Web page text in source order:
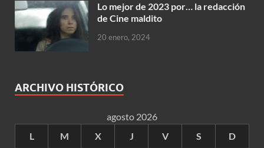
Lo mejor de 2023 por… la redacción
de Cine maldito
20 enero, 2024
ARCHIVO HISTÓRICO
agosto 2026
L
M X J V S D